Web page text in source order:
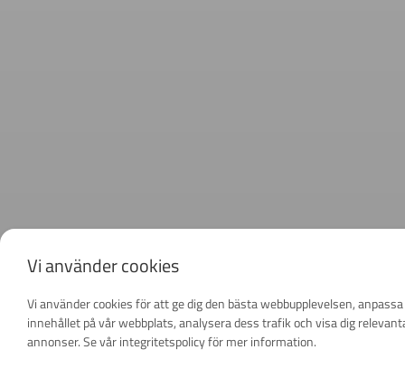
Vi använder cookies
Vi använder cookies för att ge dig den bästa webbupplevelsen, anpassa
innehållet på vår webbplats, analysera dess trafik och visa dig
annonser. Se vår integritetspolicy för mer information.